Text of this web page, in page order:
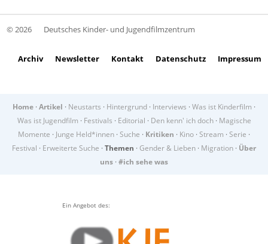
© 2026 Deutsches Kinder- und Jugendfilmzentrum
Archiv Newsletter Kontakt Datenschutz Impressum
Home · Artikel · Neustarts · Hintergrund · Interviews · Was ist Kinderfilm ·
Was ist Jugendfilm · Festivals · Editorial · Den kenn' ich doch· Magische
Momente · Junge Held*innen · Suche · Kritiken · Kino · Stream · Serie ·
Festival · Erweiterte Suche · Themen · Gender & Lieben · Migration · Über
uns · #ich sehe was
Ein Angebot des: